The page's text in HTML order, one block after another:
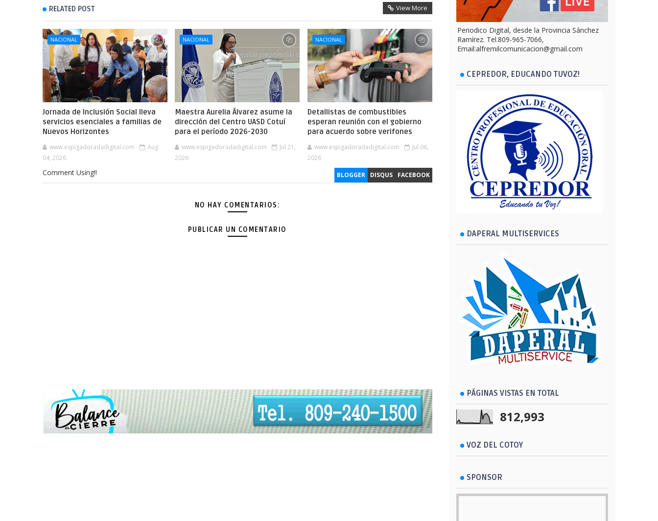
RELATED POST View More
NACIONAL
Jornada de Inclusión Social lleva
servicios esenciales a familias de
Nuevos Horizontes
www.espigadoradadigital.com
Aug
04, 2026
NACIONAL
Maestra Aurelia Álvarez asume la
dirección del Centro UASD Cotuí
para el período 2026-2030
www.espigadoradadigital.com
Jul 21,
2026
NACIONAL
Detallistas de combustibles
esperan reunión con el gobierno
para acuerdo sobre verifones
www.espigadoradadigital.com
Jul 06,
2026
BLOGGER DISQUS FACEBOOK
Comment Using!!
NO HAY COMENTARIOS:
PUBLICAR UN COMENTARIO
Periodico Digital, desde la Provincia Sánchez
Ramírez. Tel.809-965-7066,
Email:alfremilcomunicacion@gmail.com
CEPREDOR, EDUCANDO TUVOZ!
DAPERAL MULTISERVICES
PÁGINAS VISTAS EN TOTAL
812,993
VOZ DEL COTOY
SPONSOR